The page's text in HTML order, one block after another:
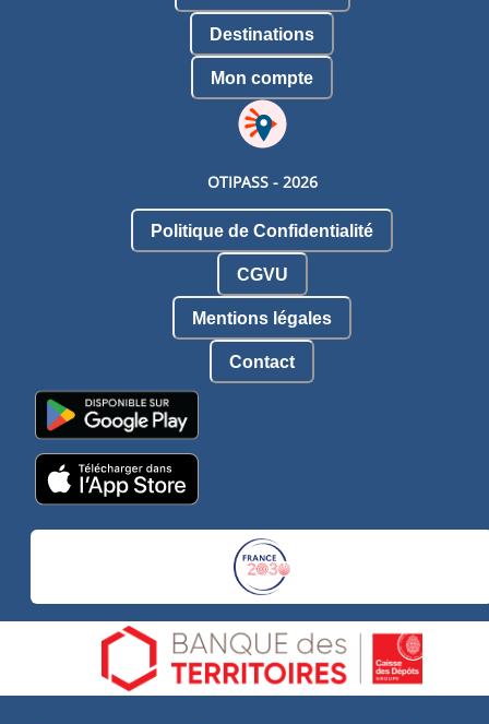
Destinations
Mon compte
OTIPASS - 2026
Politique de Confidentialité
CGVU
Mentions légales
Contact